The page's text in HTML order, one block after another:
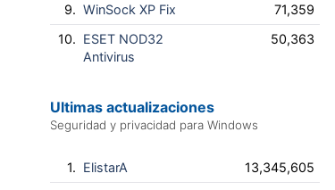
9. WinSock XP Fix
71,359
10. ESET NOD32
Antivirus
50,363
Ultimas actualizaciones
Seguridad y privacidad para Windows
1. ElistarA
13,345,605